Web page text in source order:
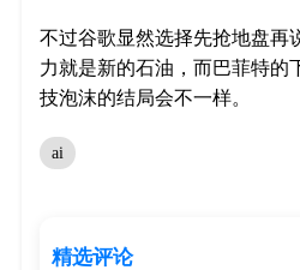
不过谷歌显然选择先抢地盘再
力就是新的石油，而巴菲特的
技泡沫的结局会不一样。
ai
精选评论